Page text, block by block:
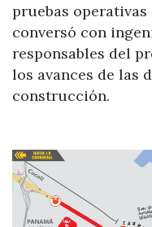
pruebas
conversó con
responsables del
los avances de las
construcción.